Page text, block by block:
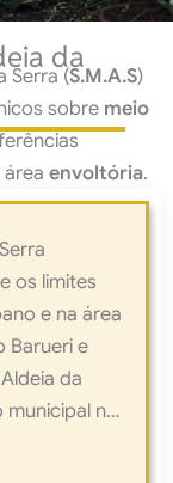
da
Serra (S.M.A.S)
sobre meio
área envoltória.
os limites
e na área
Barueri e
da
municipal na